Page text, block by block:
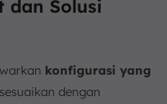
dan Solusi
konfigurasi yang
dengan